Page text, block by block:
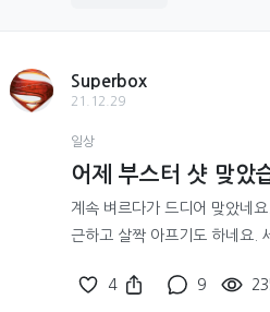
Superbox
21.12.29
일상
어제 부스터 샷 맞았
계속 벼르다가 드디어 맞았네
근하고 살짝 아프기도 하네요.
4 9